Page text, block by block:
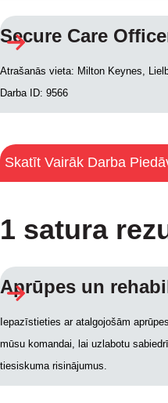
Secure Care
Atrašanās vieta: Milton Keynes,
Darba ID: 9566
Skatīt Vairāk Darba
1 satura
Aprūpes un
Iepazīstieties ar atalgojošām
mūsu komandai, lai uzlabotu
tiesiskuma risinājumus.